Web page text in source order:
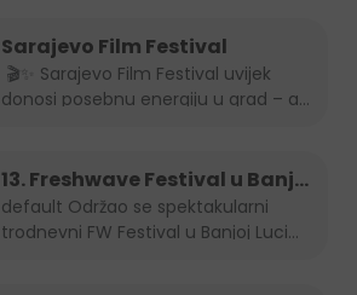
Sarajevo Film Festival
donosi posebnu energiju u grad – a
13. Freshwave Festival u Banjoj
Luci
default
trodnevni FW Festival u Banjoj Luci